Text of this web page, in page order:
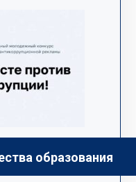
образования